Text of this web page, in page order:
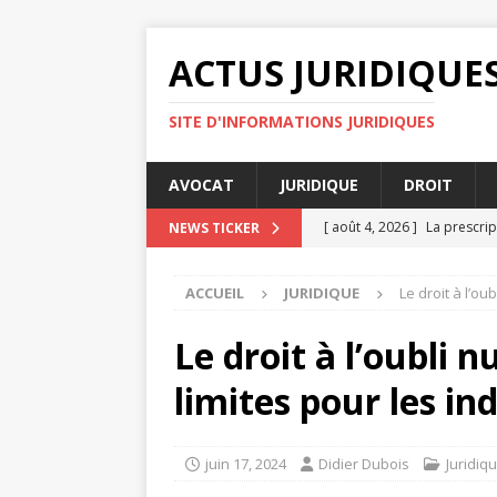
ACTUS
SITE D'INFORMATIONS JURIDIQUES
AVOCAT JURIDIQUE DROIT
NEWS TICKER [ août 4, 2026 ] La
DROIT
[ juillet 30, 2026 ]
AVOCAT
Rapports
ACCUEIL JURIDIQUE Le droit à
Le droit à l’oubli
limites pour les
juin 17, 2024 Didier Dubois